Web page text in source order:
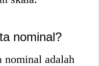
nominal?
nominal adalah